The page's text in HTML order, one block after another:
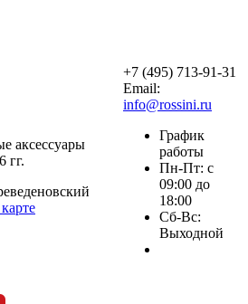
аксессуары
гг.
+7 (495) 713-91-31
Email:
info@rossini.ru
График
работы
Пн-Пт: с
09:00 до
18:00
Сб-Вс:
Выходной